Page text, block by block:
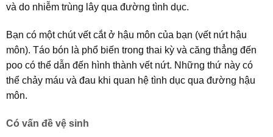
và do nhiễm trùng lây qua đường tình dục.
Bạn có một chút vết cắt ở hậu môn của bạn (vết nứt hậu
môn). Táo bón là phổ biến trong thai kỳ và căng thẳng đến
poo có thể dẫn đến hình thành vết nứt. Những thứ này có
thể chảy máu và đau khi quan hệ tình dục qua đường hậu
môn.
Có vấn đề vệ sinh